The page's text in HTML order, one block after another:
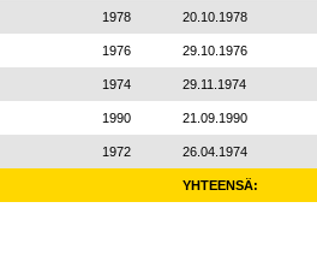
1978 20.10.1978
1976 29.10.1976
1974 29.11.1974
1990 21.09.1990
1972 26.04.1974
YHTEENSÄ: